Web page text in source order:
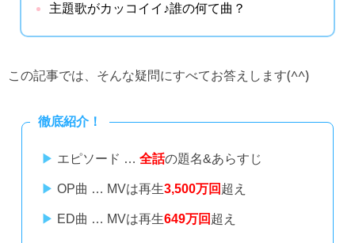
主題歌がカッコイイ♪誰の何て曲？
この記事では、そんな疑問にすべてお答えします(^^)
徹底紹介！
エピソード … 全話の題名&あらすじ
OP曲 … MVは再生3,500万回 超え
ED曲 … MVは再生649万回 超え